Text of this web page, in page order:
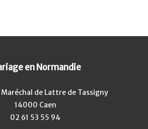
en Normandie
de Lattre de Tassigny
14000 Caen
02 61 53 55 94